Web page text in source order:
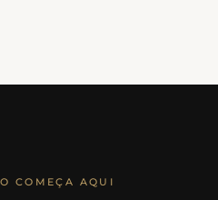
COMEÇA AQUI